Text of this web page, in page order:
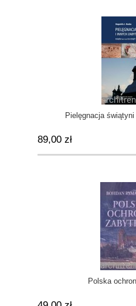
Pielęgnacja
89,00 zł
Polska